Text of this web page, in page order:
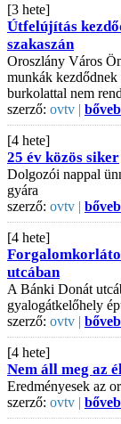
[3 hete]
Útfelújítás
szakaszán
Oroszlány Város
munkák
burkolattal nem
szerző: ovtv |
[4 hete]
25 év közös siker
Dolgozói nappal
gyára
szerző: ovtv |
[4 hete]
utcában
A Bánki Donát
gyalogátkelőhely
szerző: ovtv |
[4 hete]
Nem áll meg az
Eredményesek az
szerző: ovtv |